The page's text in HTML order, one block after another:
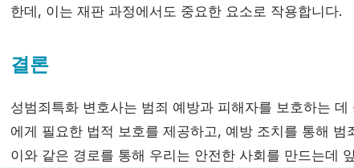
한데, 이는 재판 과정에서도 중요한 요소로 작용합니다.
결론
성범죄특화 변호사는 범죄 예방과 피해자를 보호하는
에게 필요한 법적 보호를 제공하고, 예방 조치를 통해
이와 같은 경로를 통해 우리는 안전한 사회를 만드는데